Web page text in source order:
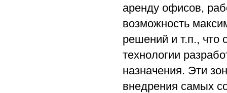
аренду офисов,
возможность
решений и т.п., что
технологии
назначения. Эти
внедрения самых